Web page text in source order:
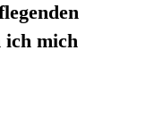
ich mich